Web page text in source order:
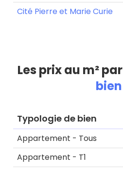
Cité Pierre et Marie Curie
Les prix au m² par
bien
Typologie de bien
Appartement - Tous
Appartement - T1